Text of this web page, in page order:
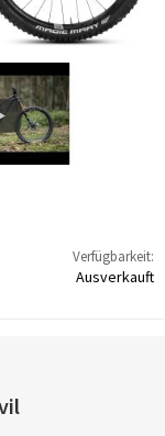
Verfügbarkeit:
Ausverkauft